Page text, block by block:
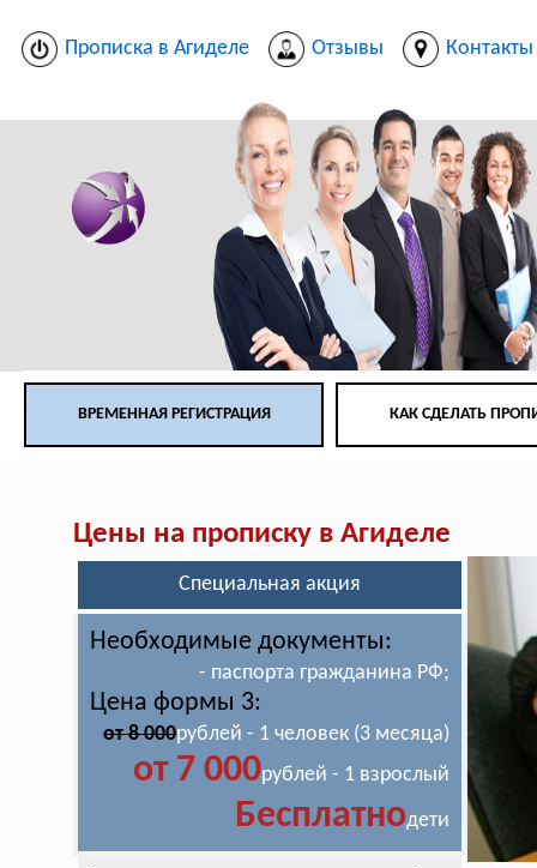
Прописка в Агиделе Отзывы Контакты
ВРЕМЕННАЯ РЕГИСТРАЦИЯ КАК СДЕЛАТЬ
Цены на прописку в Агиделе
Специальная акция
Необходимые документы:
- паспорта гражданина РФ;
Цена формы 3:
от 8 000рублей - 1 человек (3 месяца)
от 7 000рублей - 1 взрослый
Бесплатнодети